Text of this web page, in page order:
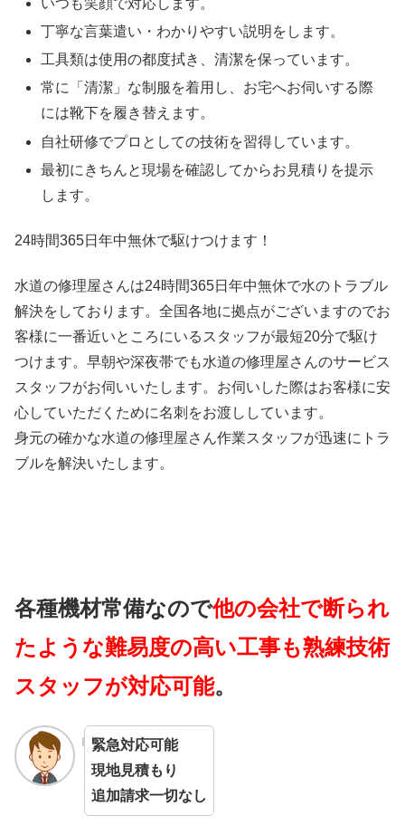
丁寧な言葉遣い・わかりやすい説明をします。
工具類は使用の都度拭き、清潔を保っています。
常に「清潔」な制服を着用し、お宅へお伺いする際
には靴下を履き替えます。
自社研修でプロとしての技術を習得しています。
最初にきちんと現場を確認してからお見積りを提示
します。
24時間365日 年中無休で駆けつけます！
水道の修理屋さんは24時間365日年中無休で水のトラブル
解決をしております。全国各地に拠点がございますのでお
客様に一番近いところにいるスタッフが最短20分で駆け
つけます。早朝や深夜帯でも水道の修理屋さんのサービス
スタッフがお伺いいたします。お伺いした際はお客様に安
心していただくために名刺をお渡ししています。
身元の確かな水道の修理屋さん作業スタッフが迅速にトラ
ブルを解決いたします。
各種機材常備なので他の会社で断られ
たような難易度の高い工事も熟練技術
スタッフが対応可能。
緊急対応可能
現地見積もり
追加請求一切なし